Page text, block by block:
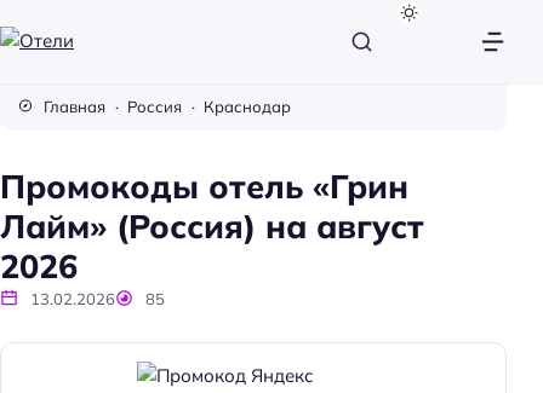
и
Главная Россия Краснодар
Промокоды отель «Грин
Лайм» (Россия) на август
2026
13.02.2026 85